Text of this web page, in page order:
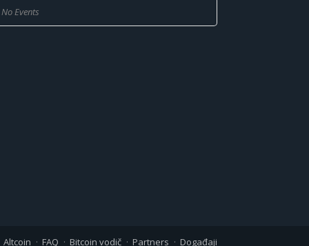
No Events
Altcoin FAQ Bitcoin vodič Partners Događaji